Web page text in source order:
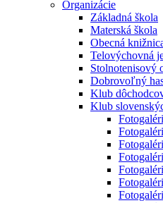
Organizácie
Základná škola
Materská škola
Obecná
Telovýchovná
Stolnotenisový
Dobrovoľný
Klub
Klub